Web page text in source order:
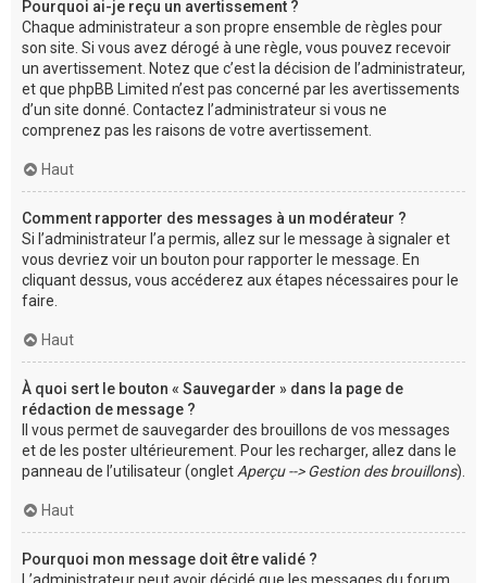
Pourquoi ai-je reçu un avertissement ?
Chaque administrateur a son propre ensemble de règles pour
son site. Si vous avez dérogé à une règle, vous pouvez recevoir
un avertissement. Notez que c’est la décision de l’administrateur,
et que phpBB Limited n’est pas concerné par les avertissements
d’un site donné. Contactez l’administrateur si vous ne
comprenez pas les raisons de votre avertissement.
Haut
Comment rapporter des messages à un modérateur ?
Si l’administrateur l’a permis, allez sur le message à signaler et
vous devriez voir un bouton pour rapporter le message. En
cliquant dessus, vous accéderez aux étapes nécessaires pour le
faire.
Haut
À quoi sert le bouton « Sauvegarder » dans la page de
rédaction de message ?
Il vous permet de sauvegarder des brouillons de vos messages
et de les poster ultérieurement. Pour les recharger, allez dans le
panneau de l’utilisateur (onglet Aperçu --> Gestion des brouillons).
Haut
Pourquoi mon message doit être validé ?
L’administrateur peut avoir décidé que les messages du forum